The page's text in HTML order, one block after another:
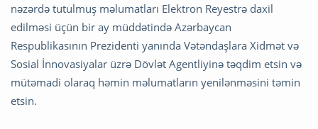
nəzərdə tutulmuş məlumatları Elektron Reyestrə daxil
edilməsi üçün bir ay müddətində Azərbaycan
Respublikasının Prezidenti yanında Vətəndaşlara Xidmət və
Sosial İnnovasiyalar üzrə Dövlət Agentliyinə təqdim etsin və
mütəmadi olaraq həmin məlumatların yenilənməsini təmin
etsin.